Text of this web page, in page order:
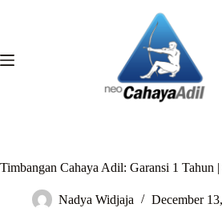
Timbangan Cahaya Adil: Garansi 1 Tahun
Nadya Widjaja
December